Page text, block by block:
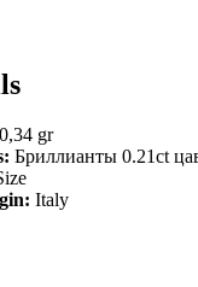
gr
Бриллианты 0.21ct
Italy